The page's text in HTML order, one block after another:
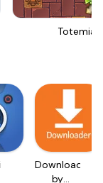
Totemia
Downloader
by